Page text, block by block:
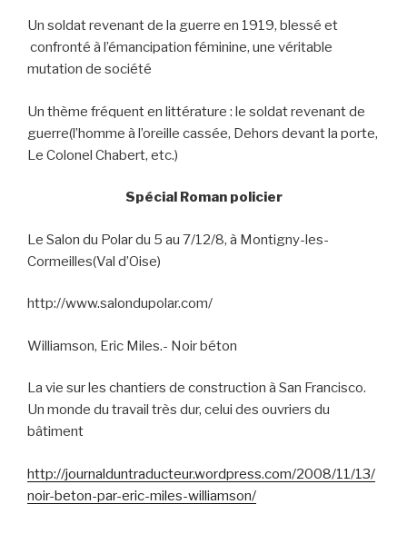
Un soldat revenant de la guerre en 1919, blessé et
confronté à l’émancipation féminine, une véritable
mutation de société
Un thème fréquent en littérature : le soldat revenant de
guerre(l’homme à l’oreille cassée, Dehors devant la porte,
Le Colonel Chabert, etc.)
Spécial Roman policier
Le Salon du Polar du 5 au 7/12/8, à Montigny-les-
Cormeilles(Val d’Oise)
http://www.salondupolar.com/
Williamson, Eric Miles.- Noir béton
La vie sur les chantiers de construction à San Francisco.
Un monde du travail très dur, celui des ouvriers du
bâtiment
http://journalduntraducteur.wordpress.com/2008/11/13/
noir-beton-par-eric-miles-williamson/